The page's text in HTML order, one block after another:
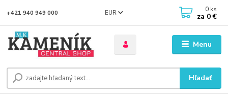
Menu
EUR
Hľadať
+421 940 949 000 0 ks
za 0 €